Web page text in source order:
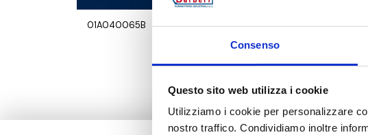
Consenso
Questo sito web utilizza i cookie
Utilizziamo i cookie per personalizzare
nostro traffico. Condividiamo inoltre
01A040065B G 1 1/2 M